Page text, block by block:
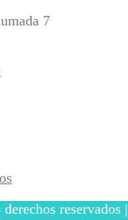
7
reservados |